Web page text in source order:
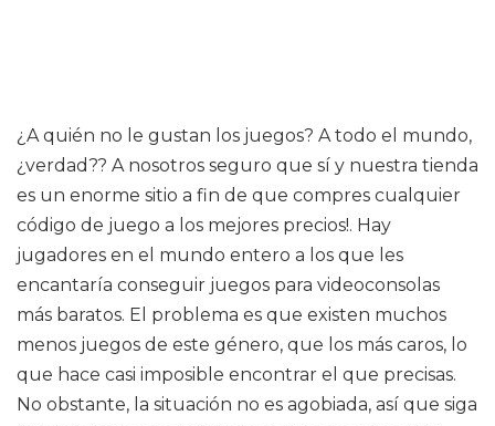
¿A quién no le gustan los juegos? A todo el mundo,
¿verdad?? A nosotros seguro que sí y nuestra tienda
es un enorme sitio a fin de que compres cualquier
código de juego a los mejores precios!. Hay
jugadores en el mundo entero a los que les
encantaría conseguir juegos para videoconsolas
más baratos. El problema es que existen muchos
menos juegos de este género, que los más caros, lo
que hace casi imposible encontrar el que precisas.
No obstante, la situación no es agobiada, así que siga